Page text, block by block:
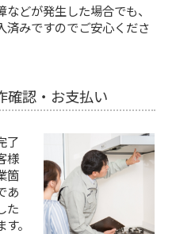
どが発生した場合でも、
済みですのでご安心くださ
確認・お支払い
了
様
箇
あ
た
。